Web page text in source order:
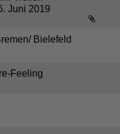
Juni 2019
Bielefeld
Feeling